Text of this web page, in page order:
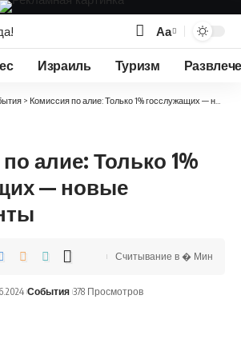
Изменение
размера
Аа
Израиль Туризм
> Комиссия по алие: Только 1% госслужащих — новые репатрианты
алие: Только 1%
— новые
События 378 Просмотров
Считывание в � Мин